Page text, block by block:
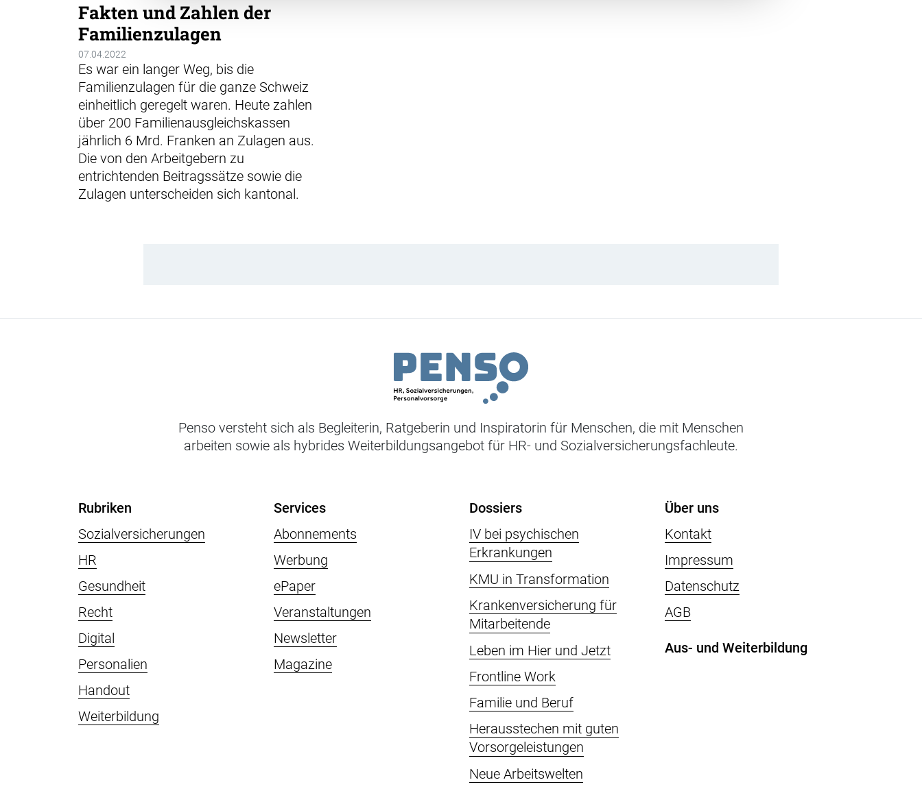
Fakten und Zahlen der
Familienzulagen
07.04.2022
Es war ein langer Weg, bis die
Familienzulagen für die ganze Schweiz
einheitlich geregelt waren. Heute zahlen
über 200 Familienausgleichskassen
jährlich 6 Mrd. Franken an Zulagen aus.
Die von den Arbeitgebern zu
entrichtenden Beitragssätze sowie die
Zulagen unterscheiden sich kantonal.
Penso versteht sich als Begleiterin, Ratgeberin und Inspiratorin für Menschen, die mit Menschen
arbeiten sowie als hybrides Weiterbildungsangebot für HR- und Sozialversicherungsfachleute.
Rubriken
Sozialversicherungen
HR
Gesundheit
Recht
Digital
Personalien
Handout
Weiterbildung
Services
Abonnements
Werbung
ePaper
Veranstaltungen
Newsletter
Magazine
Dossiers
IV bei psychischen
Erkrankungen
KMU in Transformation
Krankenversicherung für
Mitarbeitende
Leben im Hier und Jetzt
Frontline Work
Familie und Beruf
Herausstechen mit guten
Vorsorgeleistungen
Neue Arbeitswelten
Über uns
Kontakt
Impressum
Datenschutz
AGB
Aus- und Weiterbildung